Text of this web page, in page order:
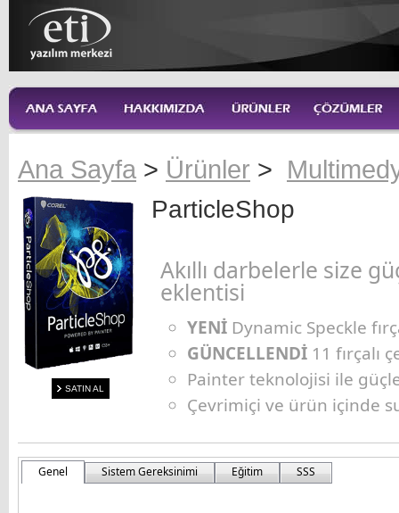
Ana Sayfa > Ürünler >
SATIN AL
ParticleShop
Akıllı darbelerle size
eklentisi
YENİ Dynamic Speckle
GÜNCELLENDİ 11 fırçalı
Painter teknolojisi ile
Çevrimiçi ve ürün içinde
Genel Sistem Gereksinimi Eğitim SSS